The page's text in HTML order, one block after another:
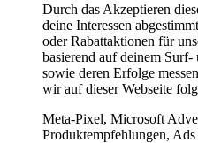
Durch das Akzeptieren
deine Interessen
oder Rabattaktionen für
basierend auf deinem
sowie deren Erfolge
wir auf dieser Webseite
Meta-Pixel, Microsoft
Produktempfehlungen,